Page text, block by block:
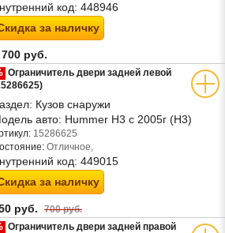
код: 448946
за наличку
700 руб.
Ограничитель двери задней левой
Кузов снаружи
авто: Hummer H3 с 2005г (Н3)
15286625
Отличное,
код: 449015
за наличку
руб. 700 руб.
Ограничитель двери задней правой